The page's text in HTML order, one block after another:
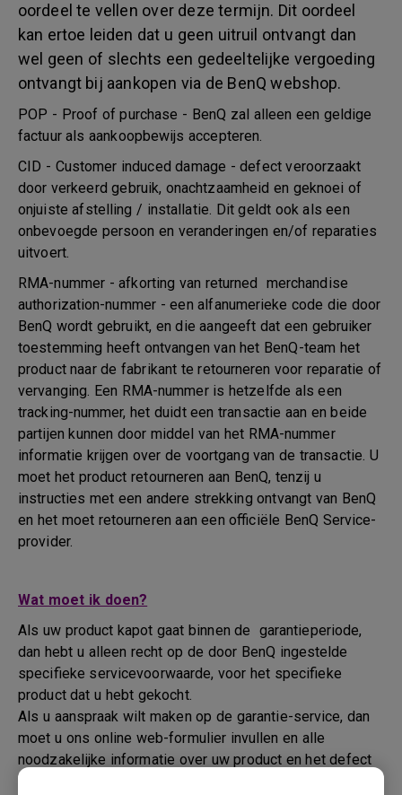
oordeel te vellen over deze termijn. Dit oordeel
kan ertoe leiden dat u geen uitruil ontvangt dan
wel geen of slechts een gedeeltelijke vergoeding
ontvangt bij aankopen via de BenQ webshop.
POP - Proof of purchase - BenQ zal alleen een geldige
factuur als aankoopbewijs accepteren.
CID - Customer induced damage - defect veroorzaakt
door verkeerd gebruik, onachtzaamheid en geknoei of
onjuiste afstelling / installatie. Dit geldt ook als een
onbevoegde persoon en veranderingen en/of reparaties
uitvoert.
RMA-nummer - afkorting van returned merchandise
authorization-nummer - een alfanumerieke code die door
BenQ wordt gebruikt, en die aangeeft dat een gebruiker
toestemming heeft ontvangen van het BenQ-team het
product naar de fabrikant te retourneren voor reparatie of
vervanging. Een RMA-nummer is hetzelfde als een
tracking-nummer, het duidt een transactie aan en beide
partijen kunnen door middel van het RMA-nummer
informatie krijgen over de voortgang van de transactie. U
moet het product retourneren aan BenQ, tenzij u
instructies met een andere strekking ontvangt van BenQ
en het moet retourneren aan een officiële BenQ Service-
provider.
Wat moet ik doen?
Als uw product kapot gaat binnen de garantieperiode,
dan hebt u alleen recht op de door BenQ ingestelde
specifieke servicevoorwaarde, voor het specifieke
product dat u hebt gekocht.
Als u aanspraak wilt maken op de garantie-service, dan
moet u ons online web-formulier invullen en alle
noodzakelijke informatie over uw product en het defect
verstrekken en uw contactgegevens doorgeven. U kunt